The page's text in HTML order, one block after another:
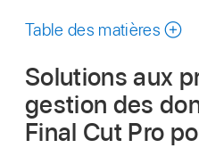
ce
Table des matières
Solutions aux
gestion des
Final Cut Pro